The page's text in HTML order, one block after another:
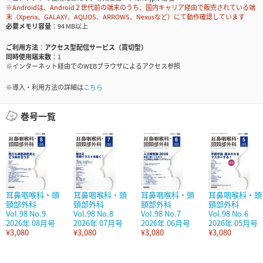
※Androidは、Android２世代前の端末のうち、国内キャリア経由で販売されている端
末（Xperia、GALAXY、AQUOS、ARROWS、Nexusなど）にて動作確認しています
必要メモリ容量
94 MB以上
ご利用方法
アクセス型配信サービス（買切型）
同時使用端末数
1
※インターネット経由でのWEBブラウザによるアクセス参照
※導入・利用方法の詳細はこちら
巻号一覧
耳鼻咽喉科・頭
頸部外科
Vol.98 No.9
2026年 08月号
¥3,080
耳鼻咽喉科・頭
頸部外科
Vol.98 No.8
2026年 07月号
¥3,080
耳鼻咽喉科・頭
頸部外科
Vol.98 No.7
2026年 06月号
¥3,080
耳鼻咽喉科・頭
頸部外科
Vol.98 No.6
2026年 05月号
¥3,080